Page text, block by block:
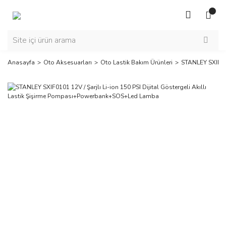
Anasayfa Oto Aksesuarları Oto Lastik Bakım Ürünleri STANLEY